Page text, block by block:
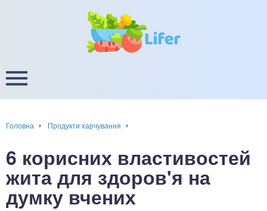
Головна Продукти харчування
6 корисних властивостей
жита для здоров'я на
думку вчених
/ звуження судин
енергії, уваги